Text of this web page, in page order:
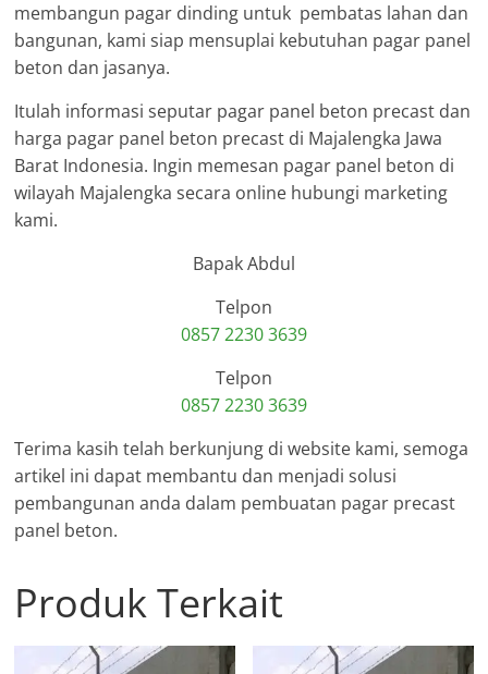
membangun pagar dinding untuk pembatas lahan dan
bangunan, kami siap mensuplai kebutuhan pagar panel
beton dan jasanya.
Itulah informasi seputar pagar panel beton precast dan
harga pagar panel beton precast di Majalengka Jawa
Barat Indonesia. Ingin memesan pagar panel beton di
wilayah Majalengka secara online hubungi marketing
kami.
Bapak Abdul
Telpon
0857 2230 3639
Telpon
0857 2230 3639
Terima kasih telah berkunjung di website kami, semoga
artikel ini dapat membantu dan menjadi solusi
pembangunan anda dalam pembuatan pagar precast
panel beton.
Produk Terkait